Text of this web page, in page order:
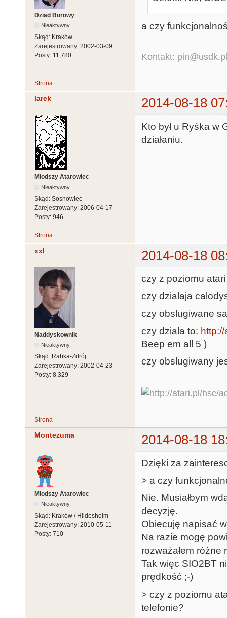
Dziad Borowy
Nieaktywny
Skąd: Kraków
Zarejestrowany: 2002-03-09
Posty: 11,780
a czy
Kontakt: pin@usdk.pl
Strona
larek 2014-08-18
Młodszy Atarowiec
Nieaktywny
Skąd: Sosnowiec
Zarejestrowany: 2006-04-17
Posty: 946
Kto był u Ryśka w
działaniu.
Strona
xxl 2014-08-18
Naddyskownik
Nieaktywny
Skąd: Rabka-Zdrój
Zarejestrowany: 2002-04-23
Posty: 8,329
czy z poziomu
czy dzialaja
czy obslugiwane
czy dziala to:
Beep em all 5 )
czy obslugiwany
Strona
Montezuma 2014-08-18
Młodszy Atarowiec
Nieaktywny
Skąd: Kraków / Hildesheim
Zarejestrowany: 2010-05-11
Posty: 710
Dzięki za
> a czy
Nie. Musiałbym
decyzję.
Obiecuję napisać
Na razie mogę
rozważałem różne
Tak więc SIO2BT
prędkość ;-)
> czy z poziomu
telefonie?